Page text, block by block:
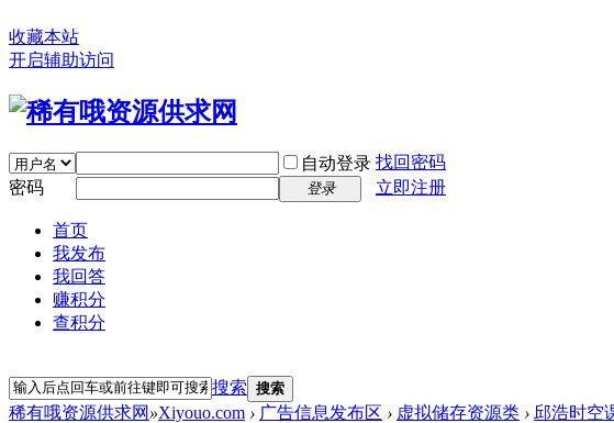
收藏本站
开启辅助访问
自动登录 找回密码
密码
登录 立即注册
首页
我发布
我回答
赚积分
查积分
搜索 搜索
稀有哦资源供求网 »Xiyouo.com › 广告信息发布区 › 虚拟储存资源类 › 邱浩时空